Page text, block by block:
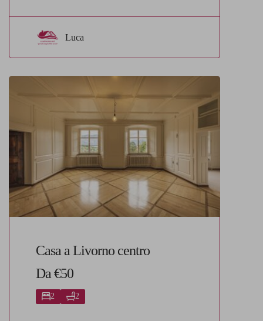
Luca
Casa a Livorno centro
Da €50
2 2